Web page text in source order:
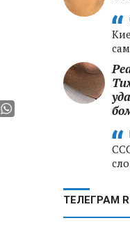
ТЕЛЕГРАМ